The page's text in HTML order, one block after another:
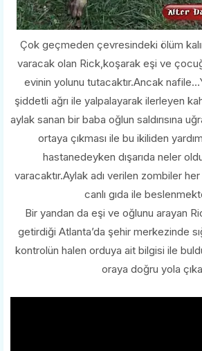
Çok geçmeden çevresindeki ölüm
varacak olan Rick,koşarak eşi ve
evinin yolunu tutacaktır.Ancak
şiddetli ağrı ile yalpalayarak ilerleyen
aylak sanan bir baba oğlun saldırısına
ortaya çıkması ile bu ikiliden
hastanedeyken dışarıda neler
varacaktır.Aylak adı verilen zombiler
canlı gıda ile
Bir yandan da eşi ve oğlunu arayan
getirdiği Atlanta’da şehir merkezinde
kontrolün halen orduya ait bilgisi ile
oraya doğru yola